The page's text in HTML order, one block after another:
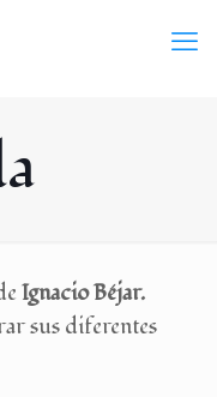
Ignacio Béjar.
sus diferentes